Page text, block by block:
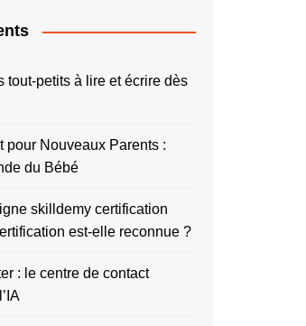
tout-petits à lire et écrire dès
pour Nouveaux Parents :
du Bébé
skilldemy certification
est-elle reconnue ?
: le centre de contact